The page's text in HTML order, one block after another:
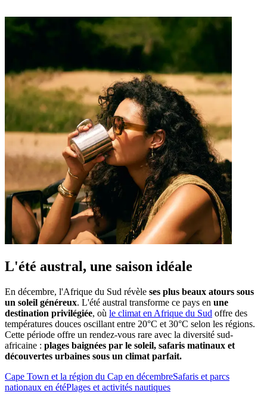
L'été austral, une saison idéale
En décembre, l'Afrique du Sud révèle ses plus beaux atours sous
un soleil généreux. L'été austral transforme ce pays en une
destination privilégiée, où le climat en Afrique du Sud offre des
températures douces oscillant entre 20°C et 30°C selon les régions.
Cette période offre un rendez-vous rare avec la diversité sud-
africaine : plages baignées par le soleil, safaris matinaux et
découvertes urbaines sous un climat parfait.
Cape Town et la région du Cap en décembreSafaris et parcs
nationaux en étéPlages et activités nautiques